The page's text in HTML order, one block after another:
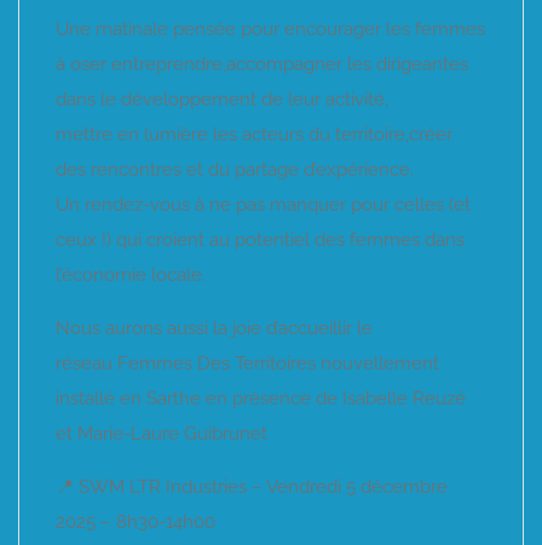
Une matinale pensée pour encourager les femmes
à oser entreprendre,accompagner les dirigeantes
dans le développement de leur activité,
mettre en lumière les acteurs du territoire,créer
des rencontres et du partage d’expérience.
Un rendez-vous à ne pas manquer pour celles (et
ceux !) qui croient au potentiel des femmes dans
l’économie locale.
Nous aurons aussi la joie d’accueillir le
réseau Femmes Des Territoires nouvellement
installé en Sarthe en présence de Isabelle Reuzé
et Marie-Laure Guibrunet
📍 SWM LTR Industries – Vendredi 5 décembre
2025 – 8h30-14h00